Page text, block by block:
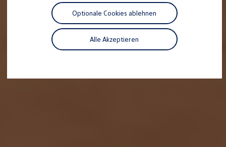
California App
California Lifestyle & Zubehör
Übernachten im California
Unternehmen
Karriere
Nachhaltigkeit
Alle Akzeptieren
Optionale Cookies ablehnen